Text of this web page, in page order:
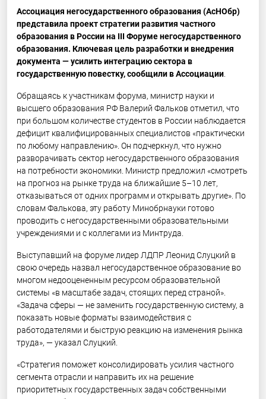
Ассоциация негосударственного образования (АсНОбр)
представила проект стратегии развития частного
образования в России на III Форуме негосударственного
образования. Ключевая цель разработки и внедрения
документа — усилить интеграцию сектора в
государственную повестку, сообщили в Ассоциации
Обращаясь к участникам форума, министр науки и
высшего образования РФ Валерий Фальков отметил, что
при большом количестве студентов в России наблюдается
дефицит квалифицированных специалистов «практически
по любому направлению». Он подчеркнул, что нужно
разворачивать сектор негосударственного образования
на потребности экономики. Министр предложил «смотреть
на прогноз на рынке труда на ближайшие 5–10 лет,
отказываться от одних программ и открывать другие». По
словам Фалькова, эту работу Минобрнауки готово
проводить с негосударственными образовательными
учреждениями и с коллегами из Минтруда.
Выступавший на форуме лидер ЛДПР Леонид Слуцкий в
свою очередь назвал негосударственное образование во
многом недооцененным ресурсом образовательной
системы «в масштабе задач, стоящих перед страной».
«Задача сферы — не заменить государственную систему, а
показать новые форматы взаимодействия с
работодателями и быструю реакцию на изменения рынка
труда», — указал Слуцкий.
«Стратегия поможет консолидировать усилия частного
сегмента отрасли и направить их на решение
приоритетных государственных задач собственными